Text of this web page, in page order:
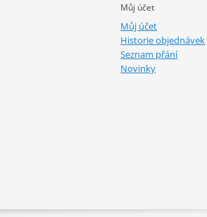
Můj účet
Můj účet
Historie objednávek
Seznam přání
Novinky